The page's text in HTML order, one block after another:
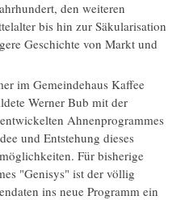
den weiteren
bis hin zur Säkularisation
Geschichte von Markt und
im Gemeindehaus Kaffee
Werner Bub mit der
Ahnenprogrammes
und Entstehung dieses
Für bisherige
"Genisys" ist der völlig
ins neue Programm ein